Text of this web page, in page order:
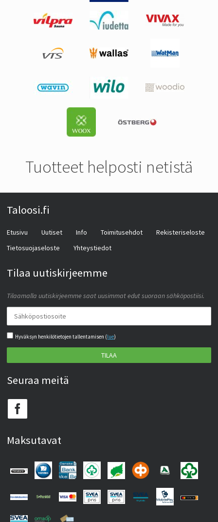
Tuotteet helposti netistä
Taloosi.fi
Etusivu Uutiset Info Toimitusehdot
Rekisteriseloste
Tietosuojaseloste
Yhteystiedot
Tilaa uutiskirjeemme
Tilaamalla uutiskirjeemme saat uusimmat edut suoraan sähköpostiisi.
Hyväksyn henkilötietojen tallentamisen (lue)
TILAA
Seuraa meitä
Maksutavat